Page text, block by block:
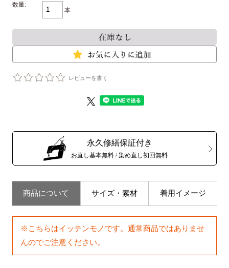
数量:
本
レビューを書く
永久修繕保証付き
お直し基本無料 / 染め直し初回無料
商品について サイズ・素材 着用イメージ
※こちらはイッテンモノです。通常商品ではありませ
んのでご注意ください。